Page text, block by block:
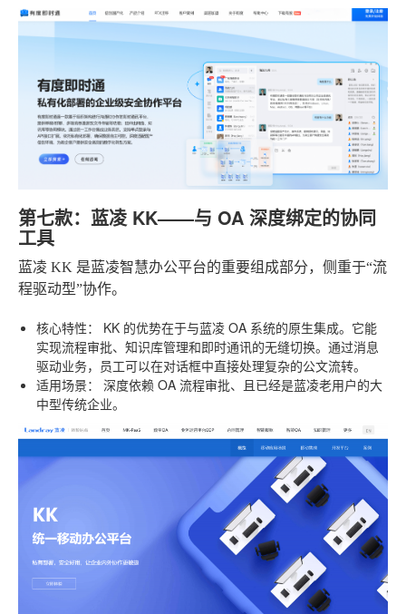
第七款：蓝凌 KK——与 OA 深度绑定的协同
工具
蓝凌 KK 是蓝凌智慧办公平台的重要组成部分，侧重于“流
程驱动型”协作。
核心特性：
KK 的优势在于与蓝凌 OA 系统的原生集成。它能
实现流程审批、知识库管理和即时通讯的无缝切换。通过消息
驱动业务，员工可以在对话框中直接处理复杂的公文流转。
适用场景：
深度依赖 OA 流程审批、且已经是蓝凌老用户的大
中型传统企业。